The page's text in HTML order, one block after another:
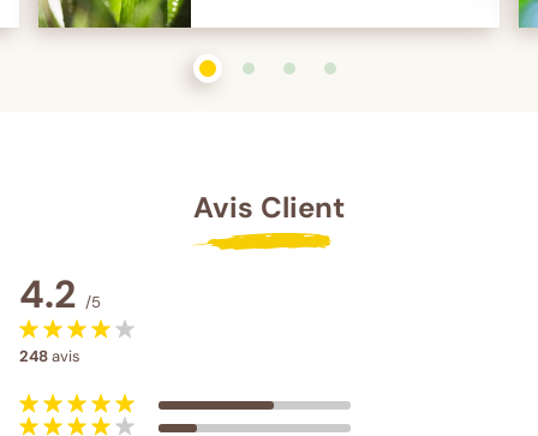
1
sur 4 2sur 4 3sur 4 4sur 4
Avis Client
4.2 /5
248avis